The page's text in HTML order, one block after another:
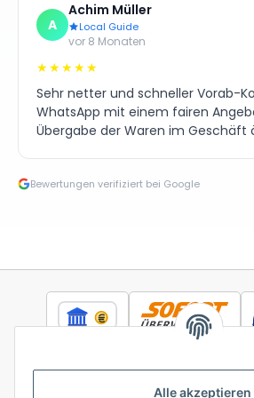
Alle akzeptieren
A
Achim Müller
Local Guide
vor 8 Monaten
★★★★★
Sehr netter und schneller Vorab-
WhatsApp mit einem fairen
Übergabe der Waren im Geschäft
Bewertungen verifiziert bei Google